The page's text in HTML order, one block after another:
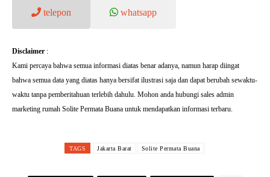
telepon whatsapp
Disclaimer :
Kami percaya bahwa semua informasi diatas benar adanya, namun harap diingat
bahwa semua data yang diatas hanya bersifat ilustrasi saja dan dapat berubah sewaktu-
waktu tanpa pemberitahuan terlebih dahulu. Mohon anda hubungi sales admin
marketing rumah Solite Permata Buana untuk mendapatkan informasi terbaru.
TAGS Jakarta Barat Solite Permata Buana